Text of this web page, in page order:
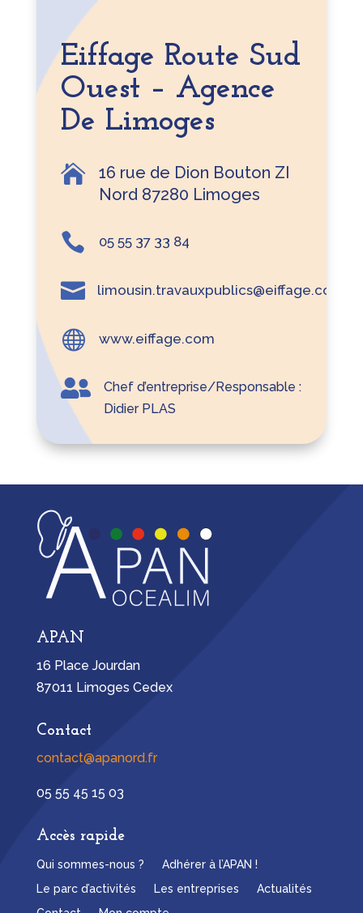
Eiffage Route Sud
Ouest – Agence
De Limoges

16 rue de Dion Bouton ZI
Nord 87280 Limoges
 05 55 37 33 84
 limousin.travauxpublics@eiffage.com
 www.eiffage.com

Chef d’entreprise/Responsable :
Didier PLAS
APAN
16 Place Jourdan
87011 Limoges Cedex
Contact
contact@apanord.fr
05 55 45 15 03
Accès rapide
Qui sommes-nous ?
Adhérer à l’APAN !
Le parc d’activités
Les entreprises
Actualités